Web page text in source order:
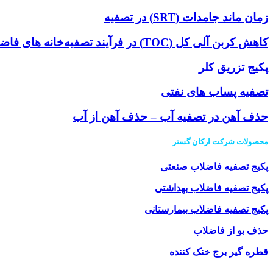
زمان ماند جامدات (SRT) در تصفیه
کاهش کربن آلی کل (TOC) در فرآیند تصفیه‌خانه ‌های فاضلاب (WWTP)
پکیج تزریق کلر
تصفیه پساب های نفتی
حذف آهن در تصفیه آب – حذف آهن از آب
محصولات شرکت ارکان گستر
پکیج تصفیه فاضلاب صنعتی
پکیج تصفیه فاضلاب بهداشتی
پکیج تصفیه فاضلاب بیمارستانی
حذف بو از فاضلاب
قطره گیر برج خنک کننده